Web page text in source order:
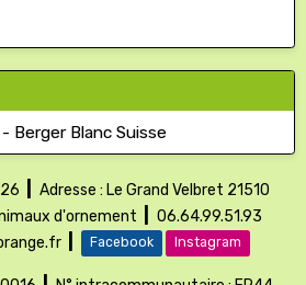
Berger Blanc Suisse
Adresse : Le Grand Velbret 21510
d'ornement 06.64.99.51.93
Facebook Instagram